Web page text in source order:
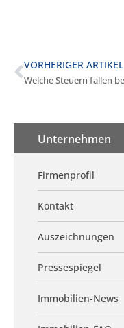
VORHERIGER ARTIKEL
Unternehmen
Firmenprofil
Kontakt
Auszeichnungen
Pressespiegel
Immobilien-News